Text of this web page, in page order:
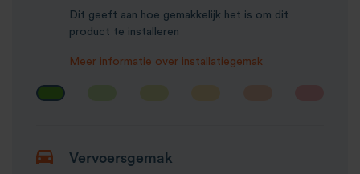
Dit geeft aan hoe gemakkelijk het is om dit
product te installeren
Meer informatie over installatiegemak
Vervoersgemak